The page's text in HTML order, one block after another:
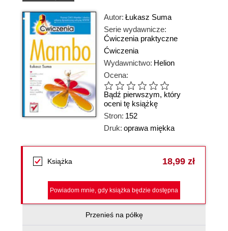
Autor: Łukasz Suma
Serie wydawnicze:
Ćwiczenia praktyczne
Ćwiczenia
Wydawnictwo: Helion
Ocena:
Bądź pierwszym, który
oceni tę książkę
Stron: 152
Druk: oprawa miękka
Książka 18,99 zł
Powiadom mnie, gdy książka będzie dostępna
Przenieś na półkę